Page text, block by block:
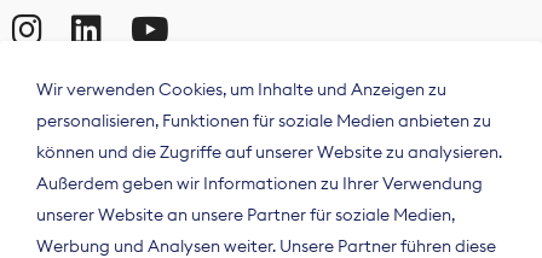
Wir verwenden Cookies, um Inhalte und Anzeigen zu
personalisieren, Funktionen für soziale Medien anbieten zu
können und die Zugriffe auf unserer Website zu analysieren.
Außerdem geben wir Informationen zu Ihrer Verwendung
unserer Website an unsere Partner für soziale Medien,
Werbung und Analysen weiter. Unsere Partner führen diese